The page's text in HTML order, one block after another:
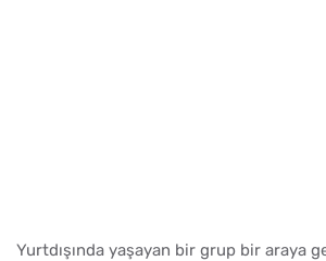
Yurtdışında yaşayan bir grup bir araya